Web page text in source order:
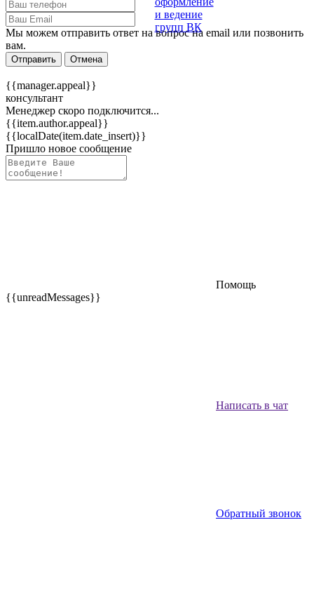
Мы можем отправить ответ на вопрос на email или позвонить
вам.
Отправить Отмена
{{manager.appeal}}
консультант
Менеджер скоро подключится...
{{item.author.appeal}}
{{localDate(item.date_insert)}}
Пришло новое сообщение
Помощь
{{unreadMessages}}
Написать в чат
Обратный звонок